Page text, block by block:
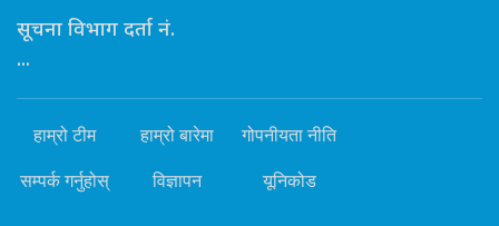
सूचना विभाग दर्ता नं.
...
हाम्रो टीम हाम्रो बारेमा गोपनीयता नीति
सम्पर्क गर्नुहोस् विज्ञापन यूनिकोड